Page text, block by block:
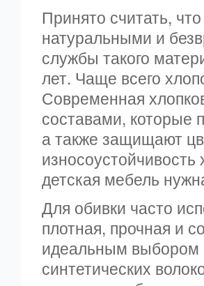
Принято считать,
натуральными и
службы такого
лет. Чаще всего
Современная
составами, которые
а также защищают
детская мебель
Для обивки часто
плотная, прочная и
идеальным выбором
синтетических